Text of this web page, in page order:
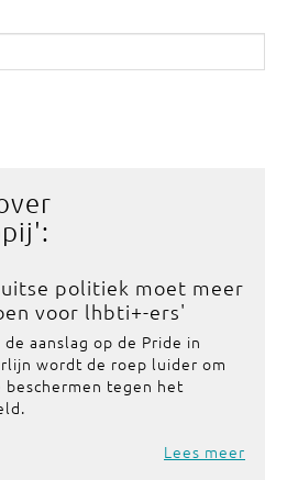
':
politiek moet meer
voor lhbti+-ers'
de aanslag op de Pride in
wordt de roep luider om
tegen het
Lees meer